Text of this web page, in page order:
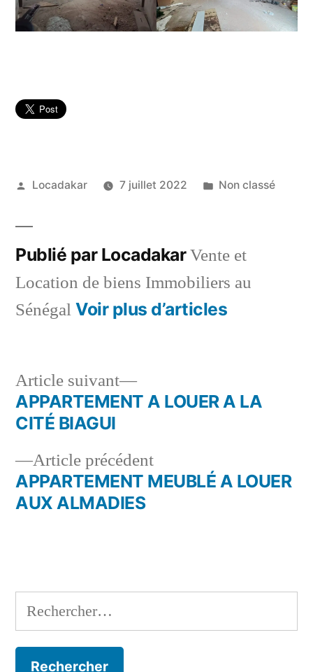
Publié
Locadakar 7 juillet 2022
Publié
Non classé
Publié par LocadakarVente et
Location de biens Immobiliers au
Sénégal Voir plus d’articles
Navigation
l’article
Article précédentArticle
précédent :
APPARTEMENT MEUBLÉ A LOUER
AUX ALMADIES
Article suivant
Article
suivant :
APPARTEMENT A LOUER A LA
CITÉ BIAGUI
Rechercher :